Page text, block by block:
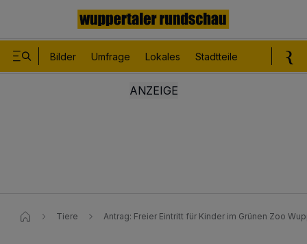
Bilder Umfrage Lokales Stadtteile
Tiere Antrag: Freier Eintritt für Kinder im Grünen Zoo​